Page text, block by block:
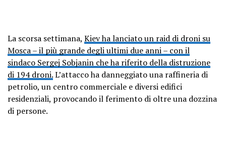
La scorsa settimana, Kiev ha lanciato un raid di droni su
Mosca – il più grande degli ultimi due anni – con il
sindaco Sergej Sobjanin che ha riferito della distruzione
di 194 droni.L’attacco ha danneggiato una raffineria di
petrolio, un centro commerciale e diversi edifici
residenziali, provocando il ferimento di oltre una dozzina
di persone.